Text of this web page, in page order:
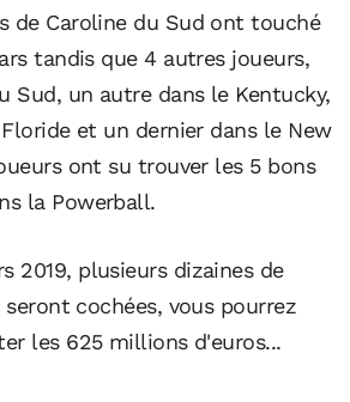
de Caroline du Sud ont touché
tandis que 4 autres joueurs,
Sud, un autre dans le Kentucky,
et un dernier dans le New
ont su trouver les 5 bons
la Powerball.
2019, plusieurs dizaines de
cochées, vous pourrez
les 625 millions d'euros...